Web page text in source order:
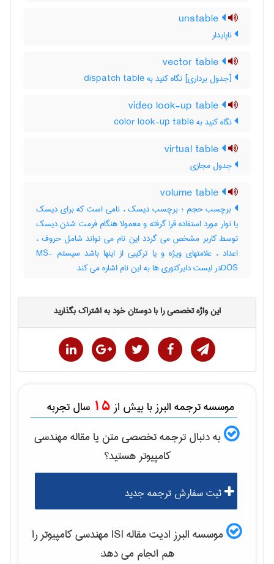
ناپایدار
[جدول برداری] نگاه کنید به ‎ dispatch table
نگاه کنید به ‎ color look-up table
جدول مجازی
برچسب حجم ؛ برچسب دیسک ، نامی است که برای دیسک
یا نوار مورد استفاده قرا گرفته و معمولا هنگام فرمت شدن دیسک
توسط کاربر مشخص می گردد این نام می تواند شامل حروف ،
اعداد ، علامتهای ویژه و یا ترکیبی از اینها باشد سیستم MS-
DOSدر لیست دایرکتوری ها به این نام اشاره می کند
این واژه تخصصی را با دوستان خود به اشتراک بگذارید
موسسه ترجمه البرز با بیش از 15 سال تجربه
به دنبال ترجمه تخصصی متن یا مقالهمهندسی
كامپيوترهستید؟
ثبت سفارش ترجمه جدید
موسسه البرز ادیت مقاله ISI مهندسی كامپيوتررا
هم انجام می دهد: